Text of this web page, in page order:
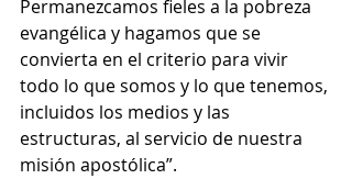
Permanezcamos fieles a la pobreza
evangélica y hagamos que se
convierta en el criterio para vivir
todo lo que somos y lo que tenemos,
incluidos los medios y las
estructuras, al servicio de nuestra
misión apostólica”.